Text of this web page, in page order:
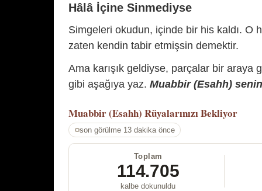
Hâlâ İçine Sinmediyse
Simgeleri okudun, içinde bir his kaldı. O
zaten kendin tabir etmişsin demektir.
Ama karışık geldiyse, parçalar bir araya
gibi aşağıya yaz. Muabbir (Esahh)
Muabbir (Esahh) Rüyalarınızı Bekliyor
son görülme 13 dakika önce
Toplam
114.705
kalbe dokunuldu